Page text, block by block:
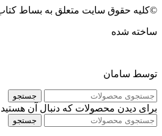
©کلیه حقوق سایت متعلق به بساط
ساخته شده
توسط سامان
جستجو
برای دیدن محصولات که دنبال آن هستید
جستجو